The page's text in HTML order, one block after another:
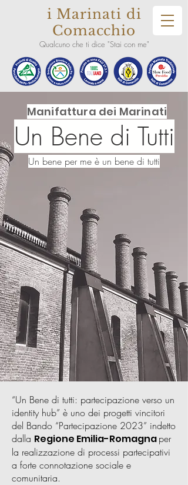
i Marinati di
Comacchio
Qualcuno che ti dice "Stai con me"
Manifattura dei Marinati
Un Bene di Tutti
Un bene per me è un bene di tutti
“Un Bene di tutti: partecipazione verso un
identity hub” è uno dei progetti vincitori
del Bando “Partecipazione 2023” indetto
dalla Regione Emilia-Romagnaper
la realizzazione di processi partecipativi
a forte connotazione sociale e
comunitaria.